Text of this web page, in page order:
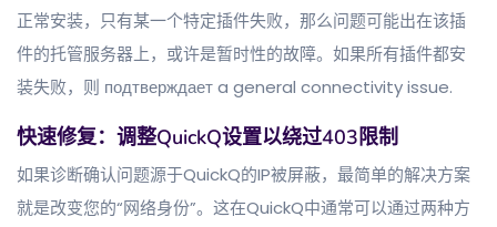
正常安装，只有某一个特定插件失败，那么问题可能出在该插
件的托管服务器上，或许是暂时性的故障。如果所有插件都安
装失败，则 подтверждает a general connectivity issue.
快速修复：调整QuickQ设置以绕过403限制
如果诊断确认问题源于QuickQ的IP被屏蔽，最简单的解决方案
就是改变您的“网络身份”。这在QuickQ中通常可以通过两种方